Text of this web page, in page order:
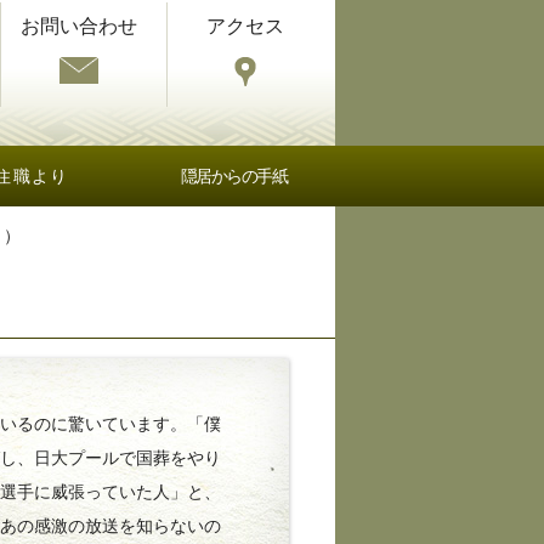
お問い合わせ アクセス
職より 隠居からの手紙
るのに驚いています。「僕
、日大プールで国葬をやり
手に威張っていた人」と、
の感激の放送を知らないの